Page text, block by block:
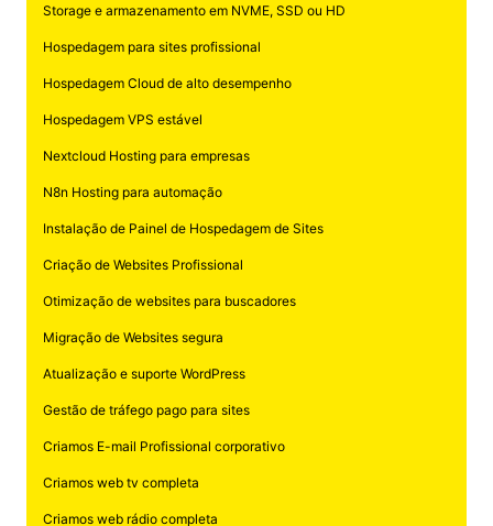
Storage e armazenamento em NVME, SSD ou HD
Hospedagem para sites profissional
Hospedagem Cloud de alto desempenho
Hospedagem VPS estável
Nextcloud Hosting para empresas
N8n Hosting para automação
Instalação de Painel de Hospedagem de Sites
Criação de Websites Profissional
Otimização de websites para buscadores
Migração de Websites segura
Atualização e suporte WordPress
Gestão de tráfego pago para sites
Criamos E-mail Profissional corporativo
Criamos web tv completa
Criamos web rádio completa